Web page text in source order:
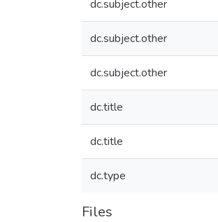
dc.subject.other
dc.subject.other
dc.subject.other
dc.title
dc.title
dc.type
Files